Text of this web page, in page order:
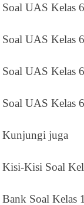
Soal UAS Kelas
Soal UAS Kelas
Soal UAS Kelas
Soal UAS Kelas
Kunjungi juga
Kisi-Kisi Soal
Bank Soal Kelas